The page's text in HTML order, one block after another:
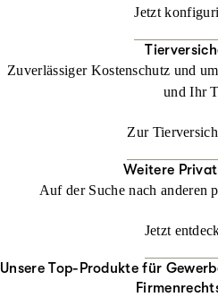
Jetzt
Zuverlässiger Kostenschutz und
und Ihr
Zur
Weitere
Auf der Suche nach anderen
Jetzt
Unsere Top-Produkte für